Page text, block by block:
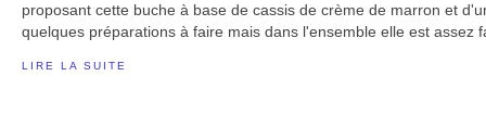
proposant cette buche à base de cassis de crème de marron et
quelques préparations à faire mais dans l'ensemble elle est assez
LIRE LA SUITE